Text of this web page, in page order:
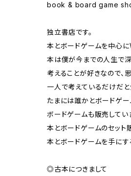
book & board game
独立書店です。
本とボードゲームを中心に
本は僕が今までの人生で
考えることが好きなので、
一人で考えているだけだと
たまには誰かとボードゲ
ボードゲームも販売してい
本とボードゲームのセット
本とボードゲームを手にす
◎古本につきまして